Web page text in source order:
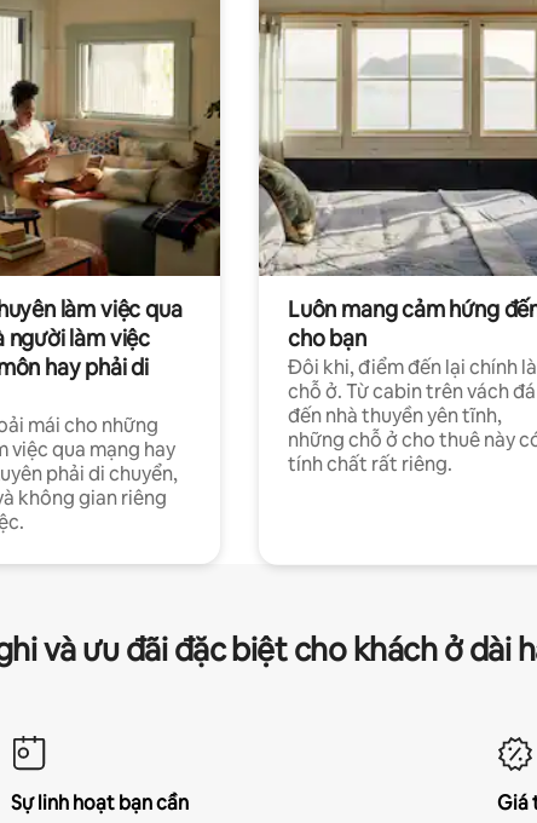
làm việc qua
người làm việc
hay phải di
mái cho những
việc qua mạng hay
phải di chuyển,
không gian riêng
Luôn mang cảm hứng
cho bạn
Đôi khi, điểm đến lại chính là
chỗ ở. Từ cabin trên vách đá
đến nhà thuyền yên tĩnh,
những chỗ ở cho thuê này
tính chất rất riêng.
và ưu đãi đặc biệt cho khách ở dài
Sự linh hoạt bạn cần
Giá